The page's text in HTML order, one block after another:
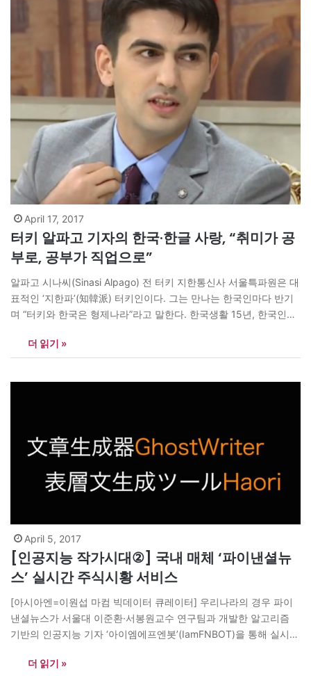
April 17, 2017
터키 알파고 기자의 한국·한글 사랑, “취미가 공
부로, 공부가 직업으로”
알파고 시나씨(Sinasi Alpago) 전 터키 지한통신사 서울특파원은 대
표적인 ‘지한파’(知韓派) 터키인이다. 그는 만나는 한국인마다 반기
며 “터키와 한국은 형제나라”라고 말한다. 한국생활 15년, 한국인을
걱정없는 세상’(공동대표 송인수 윤지희)이 최근 알파고 기자를 인
터뷰했다. <아시아엔>은 알파고 기자 인터뷰 전문을 독자들께 전한
더 읽기 »
April 5, 2017
[인공지능 작가시대②] 국내 매체 ‘파이낸셜뉴
스’ 실시간 주식시황 서비스
[아시아엔=이원섭 마컴 빅데이터 큐레이터] 우리나라의 경우 파이
낸셜뉴스가 서울대 이준환·서봉원교수 연구팀과 개발한 알고리즘
기반의 인공지능 기자 ‘아이엠에프엔봇’(IamFNBOT)을 통해 실시간
스트레이트 기사에서 한 단계 진화해 증권 전문 핀테크업체인 씽크
더 읽기 »